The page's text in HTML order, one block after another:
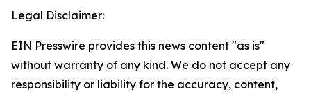
Legal Disclaimer:
EIN Presswire provides this news content "as is"
without warranty of any kind. We do not accept any
responsibility or liability for the accuracy, content,